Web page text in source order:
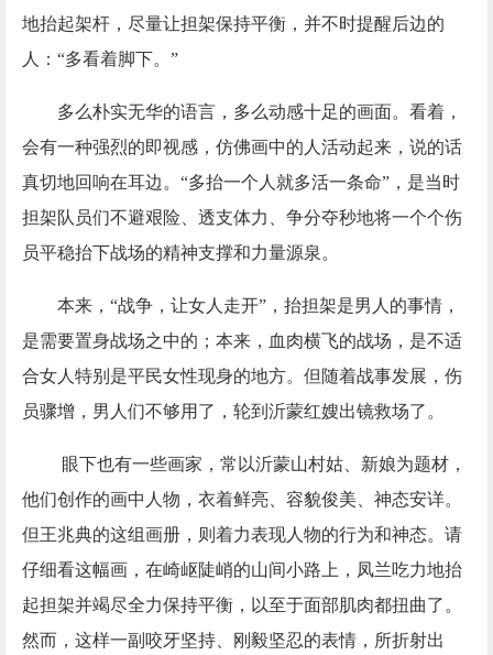
地抬起架杆，尽量让担架保持平衡，并不时提醒后边的
人： “多看着脚下。”
多么朴实无华的语言，多么动感十足的画面。看着，
会有一种强烈的即视感，仿佛画中的人活动起来，说的话
真切地回响在耳边。 “多抬一个人就多活一条命”，是当时
担架队员们不避艰险、透支体力、争分夺秒地将一个个伤
员平稳抬下战场的精神支撑和力量源泉。
本来， “战争，让女人走开”，抬担架是男人的事情，
是需要置身战场之中的；本来，血肉横飞的战场，是不适
合女人特别是平民女性现身的地方。但随着战事发展，伤
员骤增，男人们不够用了，轮到沂蒙红嫂出镜救场了。
眼下也有一些画家，常以沂蒙山村姑、新娘为题材，
他们创作的画中人物，衣着鲜亮、容貌俊美、神态安详。
但王兆典的这组画册，则着力表现人物的行为和神态。请
仔细看这幅画，在崎岖陡峭的山间小路上，凤兰吃力地抬
起担架并竭尽全力保持平衡，以至于面部肌肉都扭曲了。
然而，这样一副咬牙坚持、刚毅坚忍的表情，所折射出